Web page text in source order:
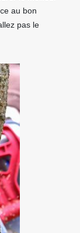
au bon
pas le